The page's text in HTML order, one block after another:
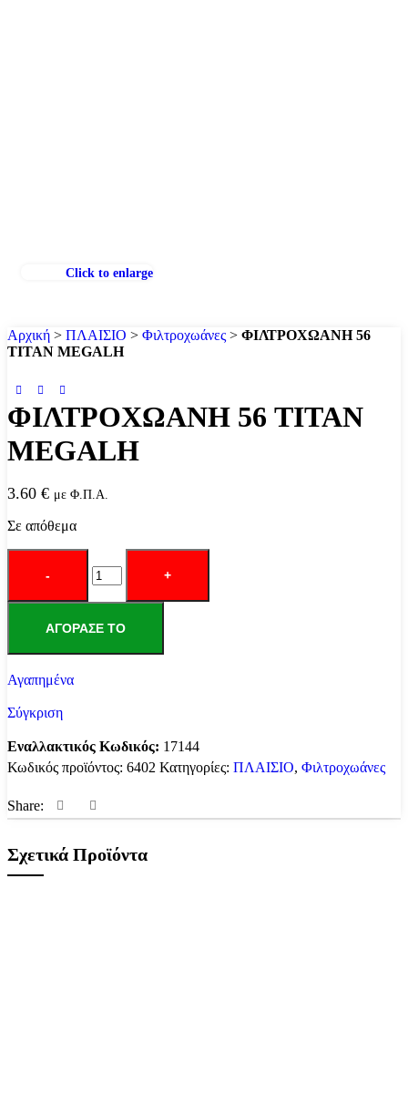
Click to enlarge
Αρχική > ΠΛΑΙΣΙΟ > Φιλτροχωάνες > ΦΙΛΤΡΟΧΩΑΝΗ 56
TITAN MEGALH
ΦΙΛΤΡΟΧΩΑΝΗ 56 TITAN
MEGALH
3.60 € με Φ.Π.Α.
Σε απόθεμα
ΦΙΛΤΡΟΧΩΑΝΗ
56
TITAN
MEGALH
ποσότητα
ΑΓΌΡΑΣΕ ΤΟ
Αγαπημένα
Σύγκριση
Εναλλακτικός Κωδικός: 17144
Κωδικός προϊόντος: 6402 Κατηγορίες: ΠΛΑΙΣΙΟ, Φιλτροχωάνες
Share:
Σχετικά Προϊόντα